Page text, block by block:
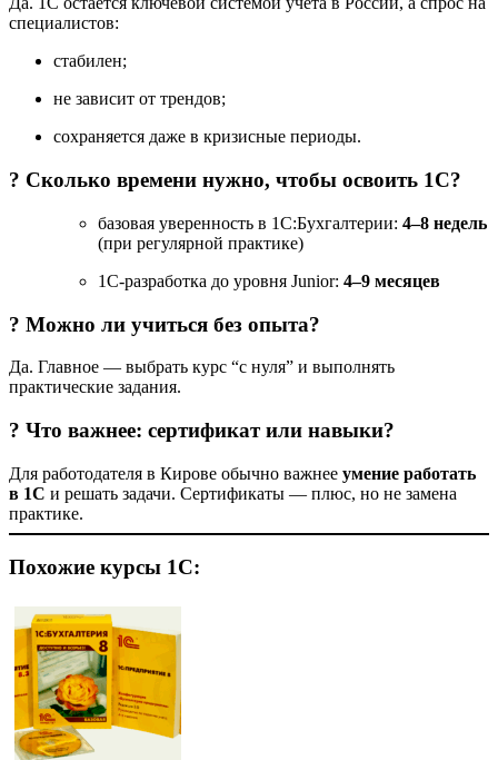
специалистов:
стабилен;
не зависит от трендов;
сохраняется даже в кризисные периоды.
? Сколько времени нужно, чтобы освоить 1С?
базовая уверенность в 1С:Бухгалтерии: 4–8 недель
(при регулярной практике)
1С-разработка до уровня Junior: 4–9 месяцев
? Можно ли учиться без опыта?
Да. Главное — выбрать курс “с нуля” и выполнять
практические задания.
? Что важнее: сертификат или навыки?
Для работодателя в Кирове обычно важнее умение работать
в 1С и решать задачи. Сертификаты — плюс, но не замена
практике.
Похожие курсы 1С: